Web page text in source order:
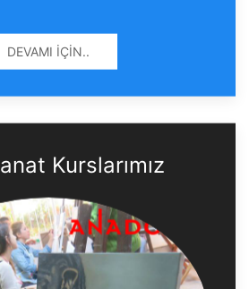
DEVAMI İÇIN..
Kurslarımız